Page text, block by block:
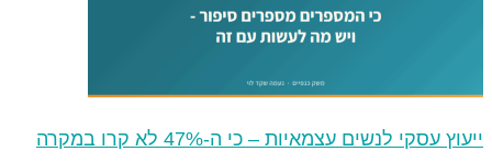
ייעוץ עסקי לנשים עצמאיות – כי ה-47% לא קרו במקרה